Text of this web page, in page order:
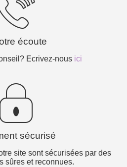
écoute
Ecrivez-nous ici
sécurisé
site sont sécurisées par des
sûres et reconnues.